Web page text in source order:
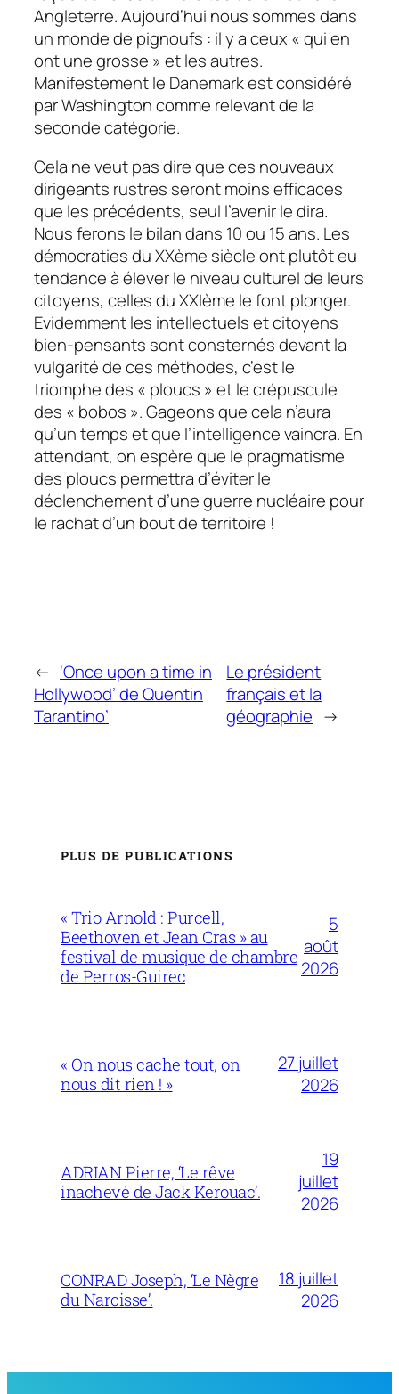
Angleterre. Aujourd’hui nous sommes dans
un monde de pignoufs : il y a ceux « qui en
ont une grosse » et les autres.
Manifestement le Danemark est considéré
par Washington comme relevant de la
seconde catégorie.
Cela ne veut pas dire que ces nouveaux
dirigeants rustres seront moins efficaces
que les précédents, seul l’avenir le dira.
Nous ferons le bilan dans 10 ou 15 ans. Les
démocraties du XXème siècle ont plutôt eu
tendance à élever le niveau culturel de leurs
citoyens, celles du XXIème le font plonger.
Evidemment les intellectuels et citoyens
bien-pensants sont consternés devant la
vulgarité de ces méthodes, c’est le
triomphe des « ploucs » et le crépuscule
des « bobos ». Gageons que cela n’aura
qu’un temps et que l’intelligence vaincra. En
attendant, on espère que le pragmatisme
des ploucs permettra d’éviter le
déclenchement d’une guerre nucléaire pour
le rachat d’un bout de territoire !
← ‘Once upon a time in
Hollywood’ de Quentin
Tarantino’
Le président
français et la
géographie →
PLUS DE PUBLICATIONS
« Trio Arnold : Purcell,
Beethoven et Jean Cras » au
festival de musique de chambre
de Perros-Guirec
5
août
2026
« On nous cache tout, on
nous dit rien ! »
27 juillet
2026
ADRIAN Pierre, ‘Le rêve
inachevé de Jack Kerouac’.
19
juillet
2026
CONRAD Joseph, ‘Le Nègre
du Narcisse’.
18 juillet
2026